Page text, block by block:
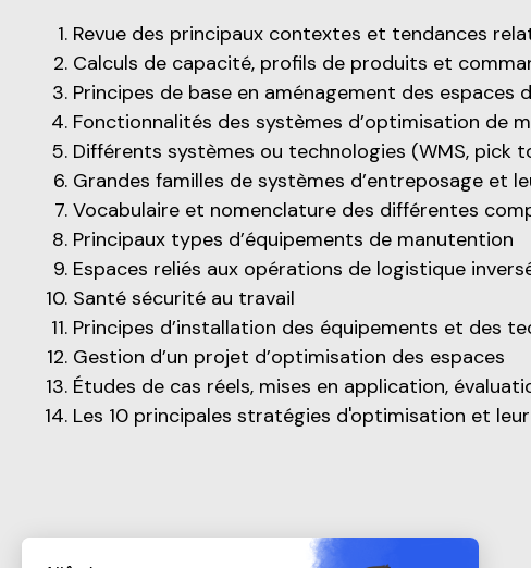
Revue des principaux contextes et tendances
Calculs de capacité, profils de produits et
Principes de base en aménagement des
Fonctionnalités des systèmes d’optimisation de
Différents systèmes ou technologies (WMS, pick
Grandes familles de systèmes d’entreposage et
Vocabulaire et nomenclature des différentes
Principaux types d’équipements de manutention
Espaces reliés aux opérations de logistique
Santé sécurité au travail
Principes d’installation des équipements et des
Gestion d’un projet d’optimisation des espaces
Études de cas réels, mises en application,
Les 10 principales stratégies d'optimisation et